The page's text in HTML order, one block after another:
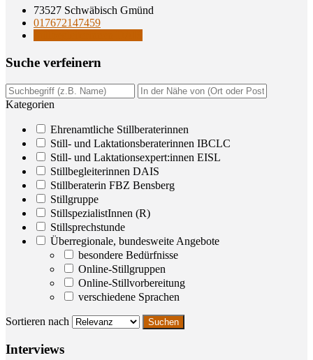
73527 Schwäbisch Gmünd
017672147459
Suche ver­fei­nern
Kategorien
Ehrenamtliche Stillberaterinnen
Still- und Laktationsberaterinnen IBCLC
Still- und Laktationsexpert:innen EISL
Stillbegleiterinnen DAIS
Stillberaterin FBZ Bensberg
Stillgruppe
StillspezialistInnen (R)
Stillsprechstunde
Überregionale, bundesweite Angebote
besondere Bedürfnisse
Online-Stillgruppen
Online-Stillvorbereitung
verschiedene Sprachen
Sortieren nach
Inter­views